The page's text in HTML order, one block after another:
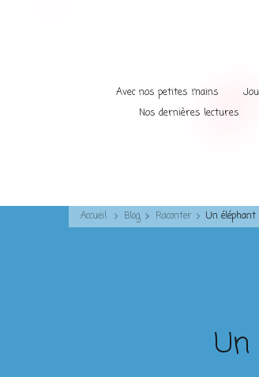
Avec nos petites mains
Nos dernières lectures
Accueil Blog Raconter Un